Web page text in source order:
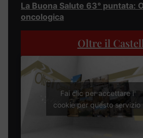
La Buona Salute 63° puntata:
oncologica
Oltre il
Fai clic per accettare i
cookie per questo servizio